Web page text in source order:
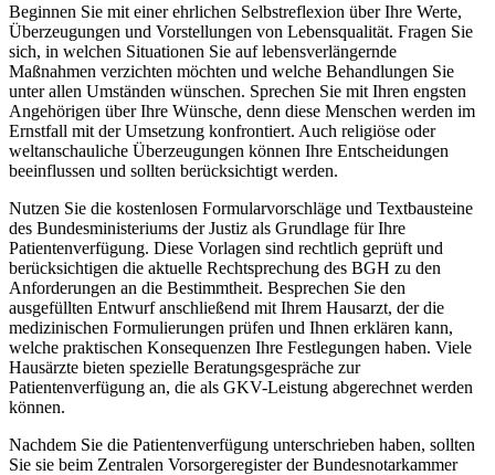
Beginnen Sie mit einer ehrlichen Selbstreflexion über Ihre Werte,
Überzeugungen und Vorstellungen von Lebensqualität. Fragen Sie
sich, in welchen Situationen Sie auf lebensverlängernde
Maßnahmen verzichten möchten und welche Behandlungen Sie
unter allen Umständen wünschen. Sprechen Sie mit Ihren engsten
Angehörigen über Ihre Wünsche, denn diese Menschen werden im
Ernstfall mit der Umsetzung konfrontiert. Auch religiöse oder
weltanschauliche Überzeugungen können Ihre Entscheidungen
beeinflussen und sollten berücksichtigt werden.
Nutzen Sie die kostenlosen Formularvorschläge und Textbausteine
des Bundesministeriums der Justiz als Grundlage für Ihre
Patientenverfügung. Diese Vorlagen sind rechtlich geprüft und
berücksichtigen die aktuelle Rechtsprechung des BGH zu den
Anforderungen an die Bestimmtheit. Besprechen Sie den
ausgefüllten Entwurf anschließend mit Ihrem Hausarzt, der die
medizinischen Formulierungen prüfen und Ihnen erklären kann,
welche praktischen Konsequenzen Ihre Festlegungen haben. Viele
Hausärzte bieten spezielle Beratungsgespräche zur
Patientenverfügung an, die als GKV-Leistung abgerechnet werden
können.
Nachdem Sie die Patientenverfügung unterschrieben haben, sollten
Sie sie beim Zentralen Vorsorgeregister der Bundesnotarkammer